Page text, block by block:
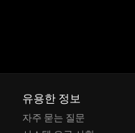
유용한 정보
자주 묻는 질문